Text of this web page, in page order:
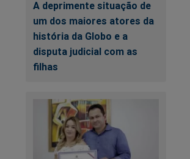
A deprimente situação de
um dos maiores atores da
história da Globo e a
disputa judicial com as
filhas